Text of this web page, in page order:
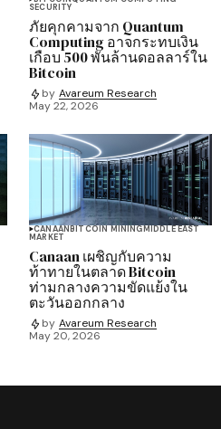
SECURITY
ภัยคุกคามจาก Quantum
Computing อาจกระทบเงิน
เกือบ 500 พันล้านดอลลาร์ใน
Bitcoin
by Avareum Research
May 22, 2026
CANAANBITCOIN MININGMIDDLE EAST
MARKET
Canaan เผชิญกับความ
ท้าทายในตลาด Bitcoin
ท่ามกลางความขัดแย้งใน
ตะวันออกกลาง
by Avareum Research
May 20, 2026